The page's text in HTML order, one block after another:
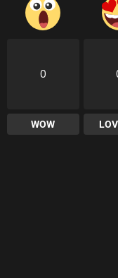
0
WOW